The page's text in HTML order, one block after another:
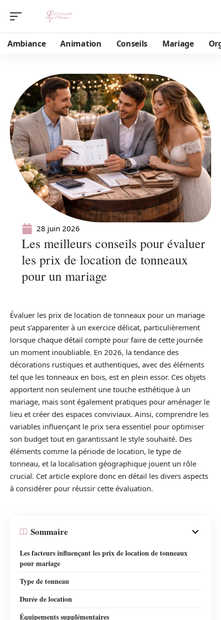
Ambiance Animation Conseils Mariage
28 juin 2026
Les meilleurs conseils pour évaluer
les prix de location de tonneaux
pour un mariage
Évaluer les prix de location de tonneaux pour un mariage
peut s’apparenter à un exercice délicat, particulièrement
lorsque chaque détail compte pour faire de cette journée
un moment inoubliable. En 2026, la tendance des
décorations rustiques et authentiques, avec des éléments
tel que les tonneaux en bois, est en plein essor. Ces objets
apportent non seulement une touche esthétique à un
mariage, mais sont également pratiques pour aménager le
lieu et créer des espaces conviviaux. Ainsi, comprendre les
variables influençant le prix sera essentiel pour optimiser
son budget tout en garantissant le style souhaité. Des
éléments comme la période de location, le type de
tonneau, et la localisation géographique jouent un rôle
crucial. Cet article explore donc en détail les divers aspects
à considérer pour réussir cette évaluation.
Sommaire
Les facteurs influençant les prix de location de tonneaux
pour mariage
Type de tonneau
Durée de location
Équipements supplémentaires